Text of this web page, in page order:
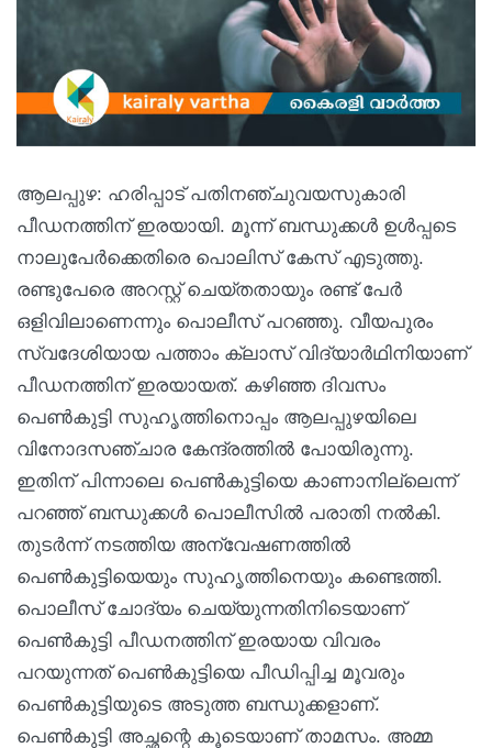
ആലപ്പുഴ: ഹരിപ്പാട് പതിനഞ്ചുവയസുകാരി
പീഡനത്തിന് ഇരയായി. മൂന്ന് ബന്ധുക്കള്‍ ഉള്‍പ്പടെ
നാലുപേര്‍ക്കെതിരെ പൊലിസ് കേസ് എടുത്തു.
രണ്ടുപേരെ അറസ്റ്റ് ചെയ്തതായും രണ്ട് പേര്‍
ഒളിവിലാണെന്നും പൊലീസ് പറഞ്ഞു. വീയപുരം
സ്വദേശിയായ പത്താം ക്ലാസ് വിദ്യാര്‍ഥിനിയാണ്
പീഡനത്തിന് ഇരയായത്. കഴിഞ്ഞ ദിവസം
പെണ്‍കുട്ടി സുഹൃത്തിനൊപ്പം ആലപ്പുഴയിലെ
വിനോദസഞ്ചാര കേന്ദ്രത്തില്‍ പോയിരുന്നു.
ഇതിന് പിന്നാലെ പെണ്‍കുട്ടിയെ കാണാനില്ലെന്ന്
പറഞ്ഞ് ബന്ധുക്കള്‍ പൊലീസില്‍ പരാതി നല്‍കി.
തുടര്‍ന്ന് നടത്തിയ അന്വേഷണത്തില്‍
പെണ്‍കുട്ടിയെയും സുഹൃത്തിനെയും കണ്ടെത്തി.
പൊലീസ് ചോദ്യം ചെയ്യുന്നതിനിടെയാണ്
പെണ്‍കുട്ടി പീഡനത്തിന് ഇരയായ വിവരം
പറയുന്നത് പെണ്‍കുട്ടിയെ പീഡിപ്പിച്ച മൂവരും
പെണ്‍കുട്ടിയുടെ അടുത്ത ബന്ധുക്കളാണ്.
പെണ്‍കുട്ടി അച്ഛന്റെ കൂടെയാണ് താമസം. അമ്മ